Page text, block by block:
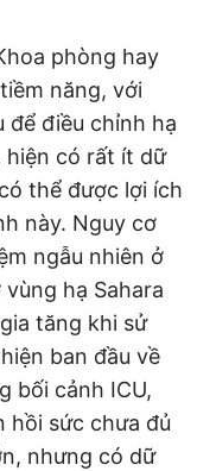
phòng hay
năng, với
để điều chỉnh hạ
hiện có rất ít dữ
thể được lợi ích
này. Nguy cơ
ngẫu nhiên ở
hạ Sahara
tăng khi sử
ban đầu về
bối cảnh ICU,
hồi sức chưa đủ
nhưng có dữ